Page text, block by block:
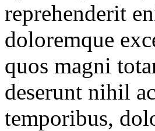
reprehenderit
doloremque
quos magni
deserunt nihil
temporibus,